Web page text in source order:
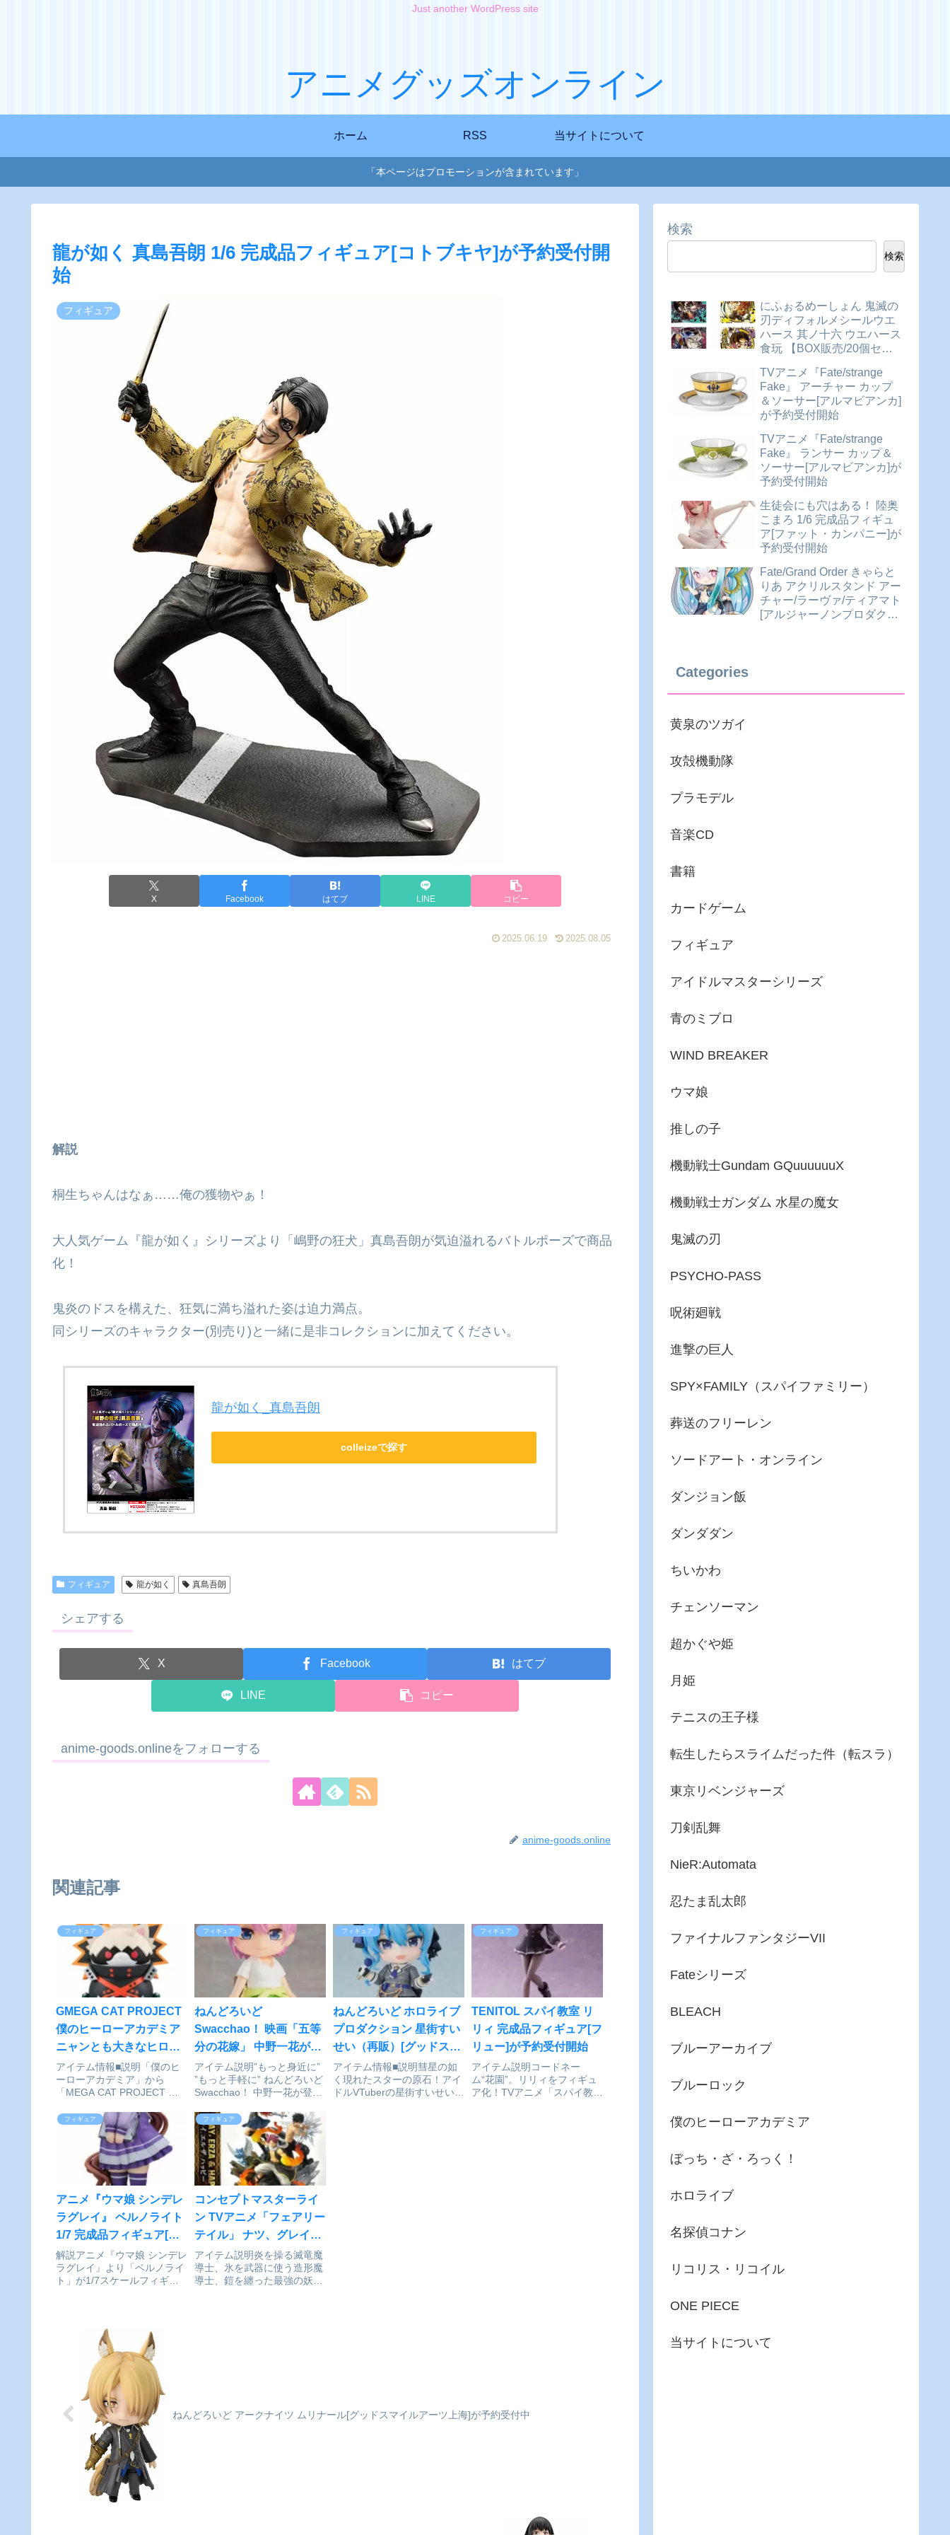
Just another WordPress site
アニメグッズオンライン
ホーム RSS 当サイトについて
「本ページはプロモーションが含まれています」
龍が如く 真島吾朗 1/6 完成品フィギュア[コトブキヤ]が予約受付開
始
フィギュア
X Facebook はてブ LINE コピー
2025.06.19 2025.08.05
解説
桐生ちゃんはなぁ……俺の獲物やぁ！
大人気ゲーム『龍が如く』シリーズより「嶋野の狂犬」真島吾朗が気迫溢れるバトルポーズで商品
化！
鬼炎のドスを構えた、狂気に満ち溢れた姿は迫力満点。
同シリーズのキャラクター(別売り)と一緒に是非コレクションに加えてください。
龍が如く_真島吾朗
colleizeで探す
フィギュア 龍が如く 真島吾朗
シェアする
X Facebook はてブ
LINE コピー
anime-goods.onlineをフォローする
anime-goods.online
関連記事
フィギュア
GMEGA CAT PROJECT
僕のヒーローアカデミア
ニャンとも大きなヒロア
カニャンコ 爆豪勝己 完成
品フィギュア[メガハウス]
が予約受付中
アイテム情報■説明「僕のヒ
ーローアカデミア」から
「MEGA CAT PROJECT ニ
ンコ」が登場です！でっか＆
ディティールUP!！ヒロアカ
ニャンコがさらにPLUS
ULTRA！僕のヒーローアカデ
ミア_MEGA C...
フィギュア
ねんどろいど
Swacchao！ 映画「五等
分の花嫁」 中野一花が好
評発売中
アイテム説明”もっと身近に”
”もっと手軽に” ねんどろいど
Swacchao！ 中野一花が登
Swacchao！に、映画「五等
分の花嫁」から「中野一花」
が登場。椅子にちょこんと座
ったねんどろいどを、机の上
や小さなスペースに...
フィギュア
ねんどろいど ホロライブ
プロダクション 星街すい
せい（再販）[グッドスマ
イルカンパニー]が予約受
付中
アイテム情報■説明彗星の如
く現れたスターの原石！アイ
ドルVTuberの星街すいせいで
フィギュア
TENITOL スパイ教室 リ
リィ 完成品フィギュア[フ
リュー]が予約受付開始
アイテム説明コードネー
ム“花園”。リリィをフィギュ
ア化！TVアニメ「スパイ教
フィギュア
アニメ『ウマ娘 シンデレ
ラグレイ』 ベルノライト
1/7 完成品フィギュア[フ
ァット・カンパニー]が予
約受付開始
解説アニメ『ウマ娘 シンデレ
ラグレイ』より「ベルノライ
ト」が1/7スケールフィギュ
た。※製品は自立しません。
付属の台座を使用してくださ
い。ウマ娘 シンデレラグレイ
フィギュア
コンセプトマスターライ
ン TVアニメ「フェアリー
テイル」 ナツ、グレイ、
エルザ、ハッピー DX版
1/6 フィギュアが予約受付
開始
アイテム説明炎を操る滅竜魔
導士、氷を武器に使う造形魔
導士、鎧を纏った最強の妖精
ねんどろいど アークナイツ ムリナール[グッドスマイルアーツ上海]が予約受付中
検索
検索
にふぉるめーしょん 鬼滅の
刃ディフォルメシールウエ
ハース 其ノ十六 ウエハース
食玩 【BOX販売/20個セッ
TVアニメ『Fate/strange
Fake』 アーチャー カップ
＆ソーサー[アルマビアンカ]
が予約受付開始
TVアニメ『Fate/strange
Fake』 ランサー カップ＆
ソーサー[アルマビアンカ]が
予約受付開始
生徒会にも穴はある！ 陸奥
こまろ 1/6 完成品フィギュ
ア[ファット・カンパニー]が
予約受付開始
Fate/Grand Order きゃらと
りあ アクリルスタンド アー
チャー/ラーヴァ/ティアマト
[アルジャーノンプロダクト]
Categories
黄泉のツガイ
攻殻機動隊
プラモデル
音楽CD
書籍
カードゲーム
フィギュア
アイドルマスターシリーズ
青のミブロ
WIND BREAKER
ウマ娘
推しの子
機動戦士Gundam GQuuuuuuX
機動戦士ガンダム 水星の魔女
鬼滅の刃
PSYCHO-PASS
呪術廻戦
進撃の巨人
SPY×FAMILY（スパイファミリー）
葬送のフリーレン
ソードアート・オンライン
ダンジョン飯
ダンダダン
ちいかわ
チェンソーマン
超かぐや姫
月姫
テニスの王子様
転生したらスライムだった件（転スラ）
東京リベンジャーズ
刀剣乱舞
NieR:Automata
忍たま乱太郎
ファイナルファンタジーVII
Fateシリーズ
BLEACH
ブルーアーカイブ
ブルーロック
僕のヒーローアカデミア
ぼっち・ざ・ろっく！
ホロライブ
名探偵コナン
リコリス・リコイル
ONE PIECE
当サイトについて